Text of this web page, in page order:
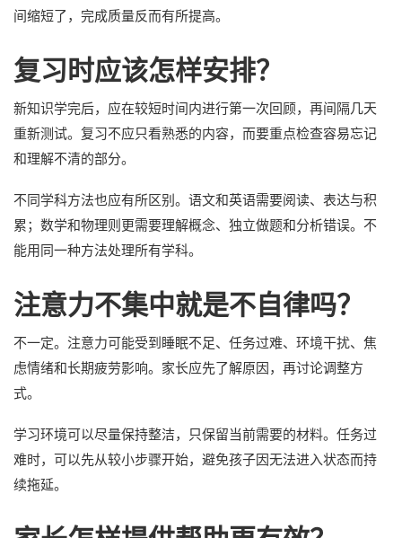
间缩短了，完成质量反而有所提高。
复习时应该怎样安排？
新知识学完后，应在较短时间内进行第一次回顾，再间隔几天
重新测试。复习不应只看熟悉的内容，而要重点检查容易忘记
和理解不清的部分。
不同学科方法也应有所区别。语文和英语需要阅读、表达与积
累；数学和物理则更需要理解概念、独立做题和分析错误。不
能用同一种方法处理所有学科。
注意力不集中就是不自律吗？
不一定。注意力可能受到睡眠不足、任务过难、环境干扰、焦
虑情绪和长期疲劳影响。家长应先了解原因，再讨论调整方
式。
学习环境可以尽量保持整洁，只保留当前需要的材料。任务过
难时，可以先从较小步骤开始，避免孩子因无法进入状态而持
续拖延。